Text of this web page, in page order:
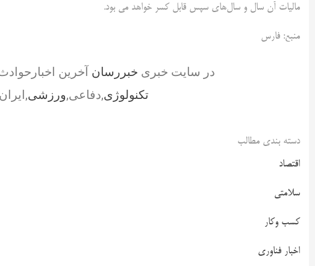
مالیات آن سال و سال‌های سپس قابل کسر خواهد می بود.
منبع: فارس
در سایت خبری خبررسان آخرین
تکنولوژی,دفاعی,ورزشی
دسته بندی مطالب
اقتصاد
سلامتی
کسب وکار
اخبار فناوری